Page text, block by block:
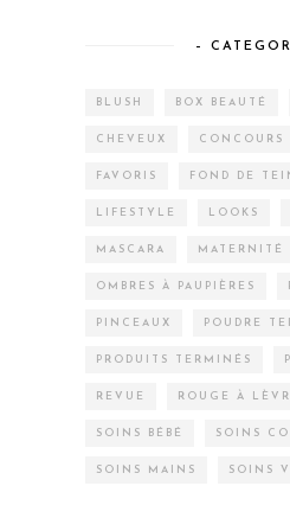
–
BLUSH BOX BEAUTÉ
CHEVEUX CONCOURS
FAVORIS FOND DE
LIFESTYLE LOOKS
MASCARA MATERNITÉ
OMBRES À PAUPIÈRES
PINCEAUX POUDRE
PRODUITS TERMINÉS
REVUE ROUGE À
SOINS BÉBÉ SOINS
SOINS MAINS SOINS